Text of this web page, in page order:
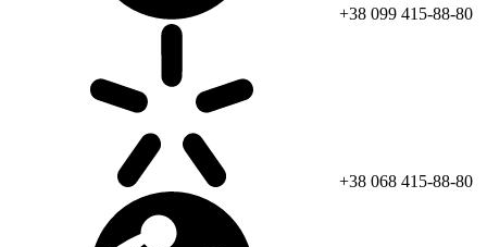
+38 099 415-88-80
+38 068 415-88-80